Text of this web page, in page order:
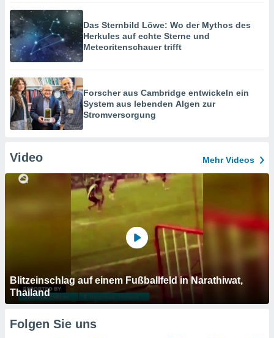
Das Sternbild Löwe: Wo der Mythos des
Herkules auf echte Sterne und
Meteoritenschauer trifft
Forscher aus Cambridge entwickeln ein
System aus lebenden Algen zur
Stromversorgung
Video Mehr Videos
Blitzeinschlag auf einem Fußballfeld in Narathiwat,
Thailand
Folgen Sie uns